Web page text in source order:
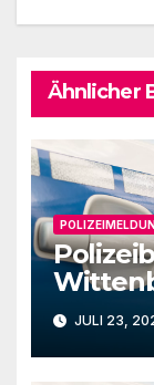
Ähnlicher
JULI 23,